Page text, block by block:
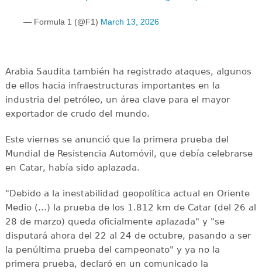
— Formula 1 (@F1) March 13, 2026
Arabia Saudita también ha registrado ataques, algunos
de ellos hacia infraestructuras importantes en la
industria del petróleo, un área clave para el mayor
exportador de crudo del mundo.
Este viernes se anunció que la primera prueba del
Mundial de Resistencia Automóvil, que debía celebrarse
en Catar, había sido aplazada.
"Debido a la inestabilidad geopolítica actual en Oriente
Medio (...) la prueba de los 1.812 km de Catar (del 26 al
28 de marzo) queda oficialmente aplazada" y "se
disputará ahora del 22 al 24 de octubre, pasando a ser
la penúltima prueba del campeonato" y ya no la
primera prueba, declaró en un comunicado la